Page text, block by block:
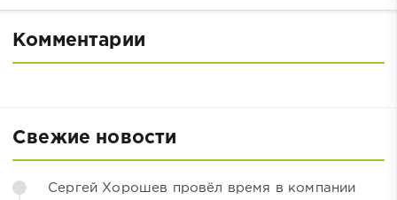
Комментарии
Свежие новости
Сергей Хорошев провёл время в компании